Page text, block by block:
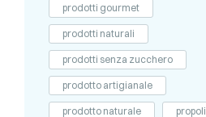
prodotti gourmet
prodotti naturali
prodotti senza zucchero
prodotto artigianale
prodotto naturale propoli